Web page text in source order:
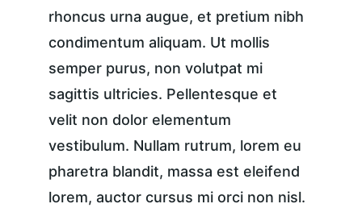
rhoncus urna augue, et pretium nibh
condimentum aliquam. Ut mollis
semper purus, non volutpat mi
sagittis ultricies. Pellentesque et
velit non dolor elementum
vestibulum. Nullam rutrum, lorem eu
pharetra blandit, massa est eleifend
lorem, auctor cursus mi orci non nisl.